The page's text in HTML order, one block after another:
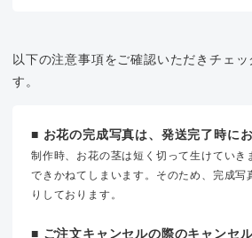
以下の注意事項をご確認いただきチェ
す。
■ お花の完成写真は、発送完了時に
制作時、お花の茎は短く切って生けていき
できかねてしまいます。そのため、完成写
りしております。
■ ご注文キャンセルの際のキャンセ